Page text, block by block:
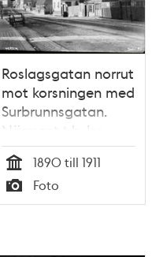
Roslagsgatan norrut
mot korsningen med
Surbrunnsgatan.
Närmast t.h. kv.
Målaren. På andra
sidan
Surbrunnsgatan
ligger kv. Väduren
Tid
1890 till 1911
Typ
Foto